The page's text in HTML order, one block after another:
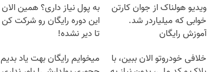
ویدیو هولناک از جوان کارتن
خوابی که میلیاردر شد.
آموزش رایگان
به پول نیاز داری؟ همین الان
این دوره رایگان رو شرکت کن
تا دیر نشده!
خلافی خودروتو الان ببین، با
میخوایم رایگان بهت یاد بدیم